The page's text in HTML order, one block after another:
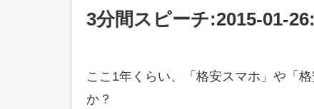
3分間スピーチ:2015-01-
ここ1年くらい、「格安スマホ」や「
か？